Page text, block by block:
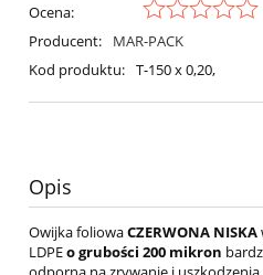
Ocena:
Producent:
MAR-PACK
Kod produktu: T-150 x 0,20,
Opis
Owijka foliowaCZERWONA NISKA
LDPEo grubości 200 mikron